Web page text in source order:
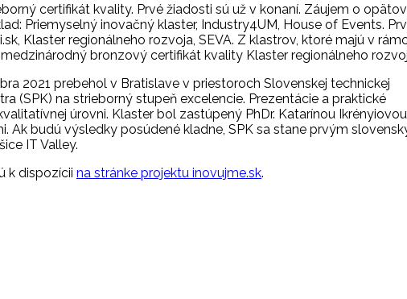
certifikát kvality. Prvé žiadosti sú už v konaní. Záujem o
Priemyselný inovačný klaster, Industry4UM, House of Events.
Klaster regionálneho rozvoja, SEVA. Z klastrov, ktoré majú v
bronzový certifikát kvality Klaster regionálneho
2021 prebehol v Bratislave v priestoroch Slovenskej technickej
(SPK) na strieborný stupeň excelencie. Prezentácie a praktické
úrovni. Klaster bol zastúpený PhDr. Katarínou Ikrényiovou,
Ak budú výsledky posúdené kladne, SPK sa stane prvým
IT Valley.
k dispozícii na stránke projektu inovujme.sk.